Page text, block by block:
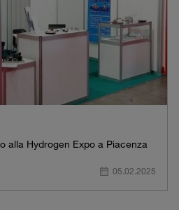
alla Hydrogen Expo a Piacenza
05.02.2025